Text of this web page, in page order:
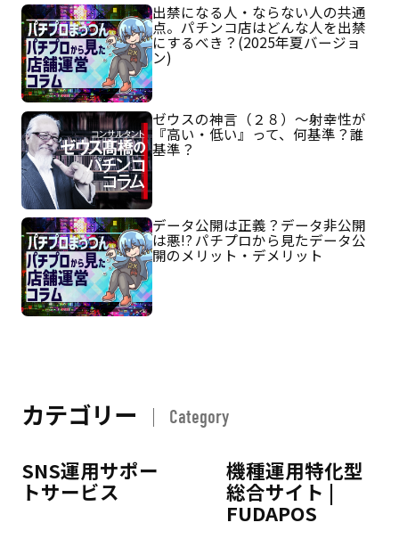
出禁になる人・ならない人の共通
点。パチンコ店はどんな人を出禁
にするべき？(2025年夏バージョ
ン)
ゼウスの神言（２８）～射幸性が
『高い・低い』って、何基準？誰
基準？
データ公開は正義？データ非公開
は悪!? パチプロから見たデータ公
開のメリット・デメリット
カテゴリー Category
SNS運用サポー
トサービス
機種運用特化型
総合サイト |
FUDAPOS